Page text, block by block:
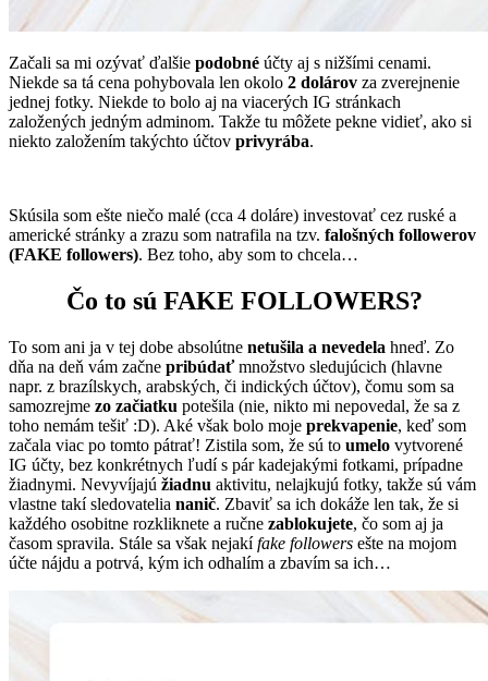
Začali sa mi ozývať ďalšie podobné účty aj s nižšími cenami.
Niekde sa tá cena pohybovala len okolo 2 dolárov za zverejnenie
jednej fotky. Niekde to bolo aj na viacerých IG stránkach
založených jedným adminom. Takže tu môžete pekne vidieť, ako si
niekto založením takýchto účtov privyrába.
Skúsila som ešte niečo malé (cca 4 doláre) investovať cez ruské a
americké stránky a zrazu som natrafila na tzv. falošných followerov
(FAKE followers). Bez toho, aby som to chcela…
Čo to sú FAKE FOLLOWERS?
To som ani ja v tej dobe absolútne netušila a nevedela hneď. Zo
dňa na deň vám začne pribúdaťmnožstvo sledujúcich (hlavne
napr. z brazílskych, arabských, či indických účtov), čomu som sa
samozrejme zo začiatku potešila (nie, nikto mi nepovedal, že sa z
toho nemám tešiť :D). Aké však bolo moje prekvapenie, keď som
začala viac po tomto pátrať! Zistila som, že sú to umelo vytvorené
IG účty, bez konkrétnych ľudí s pár kadejakými fotkami, prípadne
žiadnymi. Nevyvíjajú žiadnu aktivitu, nelajkujú fotky, takže sú vám
vlastne takí sledovatelia nanič. Zbaviť sa ich dokáže len tak, že si
každého osobitne rozkliknete a ručne zablokujete, čo som aj ja
časom spravila. Stále sa však nejakífake followers ešte na mojom
účte nájdu a potrvá, kým ich odhalím a zbavím sa ich…